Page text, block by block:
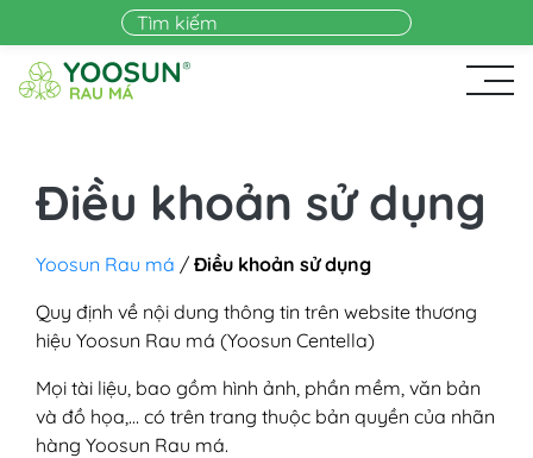
Skip to main content
Điều khoản sử dụng
Yoosun Rau má / Điều khoản sử dụng
Quy định về nội dung thông tin trên website thương
hiệu Yoosun Rau má (Yoosun Centella)
Mọi tài liệu, bao gồm hình ảnh, phần mềm, văn bản
và đồ họa,… có trên trang thuộc bản quyền của nhãn
hàng Yoosun Rau má.